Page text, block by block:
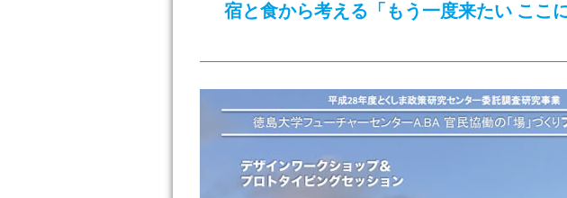
宿と食から考える「もう一度来たい ここ